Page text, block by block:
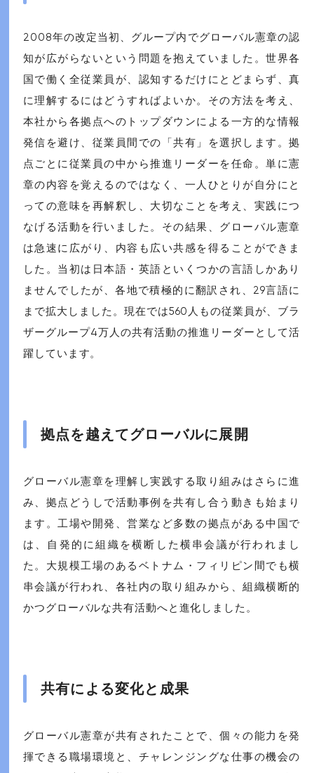
2008年の改定当初、グループ内でグローバル憲章の認
知が広がらないという問題を抱えていました。世界各
国で働く全従業員が、認知するだけにとどまらず、真
に理解するにはどうすればよいか。その方法を考え、
本社から各拠点へのトップダウンによる一方的な情報
発信を避け、従業員間での「共有」を選択します。拠
点ごとに従業員の中から推進リーダーを任命。単に憲
章の内容を覚えるのではなく、一人ひとりが自分にと
っての意味を再解釈し、大切なことを考え、実践につ
なげる活動を行いました。その結果、グローバル憲章
は急速に広がり、内容も広い共感を得ることができま
した。当初は日本語・英語といくつかの言語しかあり
ませんでしたが、各地で積極的に翻訳され、29言語に
まで拡大しました。現在では560人もの従業員が、ブラ
ザーグループ4万人の共有活動の推進リーダーとして活
躍しています。
拠点を越えてグローバルに展開
グローバル憲章を理解し実践する取り組みはさらに進
み、拠点どうしで活動事例を共有し合う動きも始まり
ます。工場や開発、営業など多数の拠点がある中国で
は、自発的に組織を横断した横串会議が行われまし
た。大規模工場のあるベトナム・フィリピン間でも横
串会議が行われ、各社内の取り組みから、組織横断的
かつグローバルな共有活動へと進化しました。
共有による変化と成果
グローバル憲章が共有されたことで、個々の能力を発
揮できる職場環境と、チャレンジングな仕事の機会の